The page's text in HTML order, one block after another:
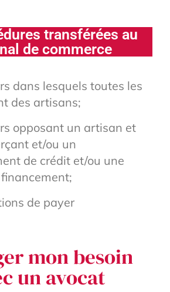
transférées au
de commerce
dans lesquels toutes les
des artisans;
opposant un artisan et
et/ou un
de crédit et/ou une
de payer
mon besoin
un avocat